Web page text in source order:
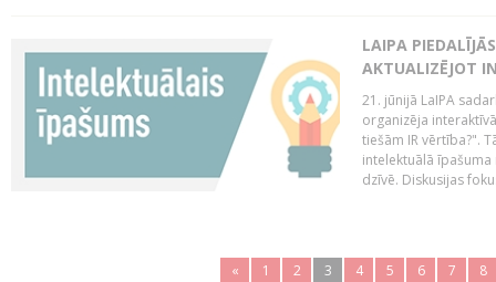
LAIPA
AKTUALIZĒJOT
21. jūnijā LaIPA
organizēja
tiešām IR vērtība?".
intelektuālā
dzīvē. Diskusijas
« 1 2 3 4 5 6 7 8